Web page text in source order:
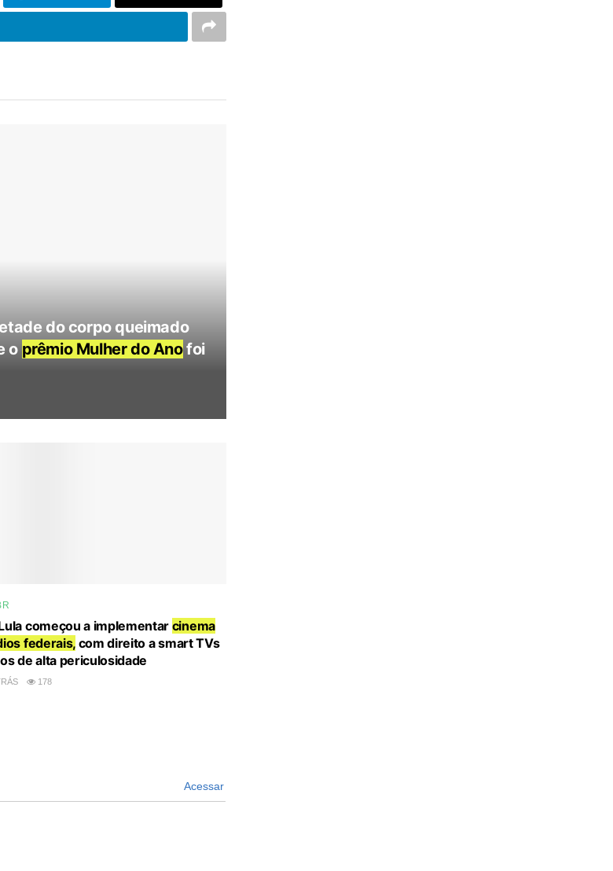
do corpo queimado
o prêmio Mulher do Anofoi
começou a implementar cinema
federais,com direito a smart TVs
de alta periculosidade
178
Acessar